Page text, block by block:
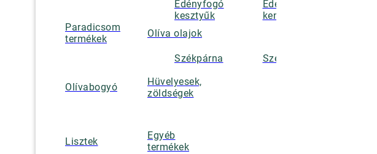
Paradicsom
termékek
Olíva olajok
Olívabogyó
Hüvelyesek,
zöldségek
Lisztek
Egyéb
termékek
Edényfogó
kesztyűk
Edényalátétek,
kenyérkosarak
Székpárna Szettek